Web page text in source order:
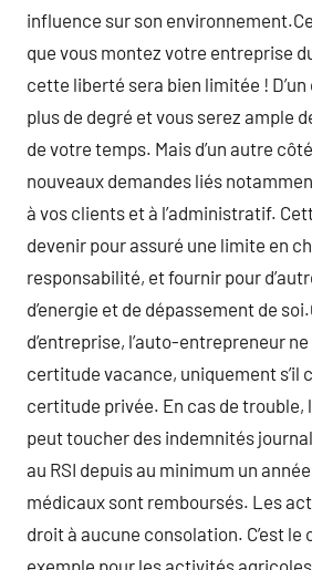
influence sur son
que vous montez votre entreprise
cette liberté sera bien limitée ! D’un
plus de degré et vous serez ample
de votre temps. Mais d’un autre
nouveaux demandes liés
à vos clients et à l’administratif.
devenir pour assuré une limite en
responsabilité, et fournir pour
d’energie et de dépassement de
d’entreprise, l’auto-entrepreneur
certitude vacance, uniquement s’il
certitude privée. En cas de trouble,
peut toucher des indemnités
au RSI depuis au minimum un
médicaux sont remboursés. Les
droit à aucune consolation. C’est le
exemple pour les activités